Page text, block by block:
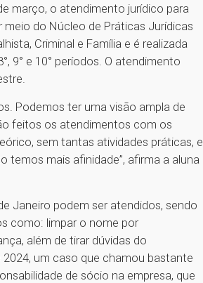
março, o atendimento jurídico para
do Núcleo de Práticas Jurídicas
Criminal e Família e é realizada
9° e 10° períodos. O atendimento
Podemos ter uma visão ampla de
feitos os atendimentos com os
sem tantas atividades práticas, e
temos mais afinidade”, afirma a aluna
Janeiro podem ser atendidos, sendo
como: limpar o nome por
além de tirar dúvidas do
um caso que chamou bastante
de sócio na empresa, que